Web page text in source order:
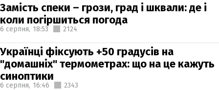
Замість спеки – грози, град і шквали: де і
коли погіршиться погода
6 серпня, 18:53 2124
Українці фіксують +50 градусів на
"домашніх" термометрах: що на це кажуть
синоптики
6 серпня, 16:46 2343